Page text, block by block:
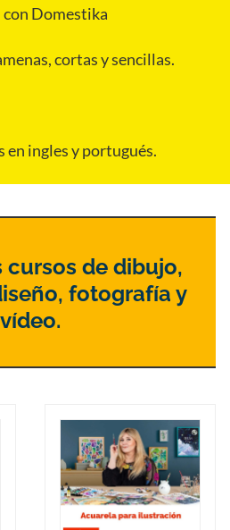
Domestika
cortas y sencillas.
ingles y portugués.
cursos de dibujo,
fotografía y
vídeo.